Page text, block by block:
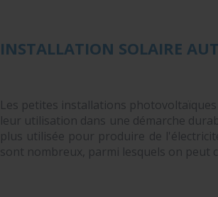
INSTALLATION SOLAIRE
Les petites installations
leur utilisation dans une démarche
plus utilisée pour produire de
sont nombreux, parmi lesquels on peut